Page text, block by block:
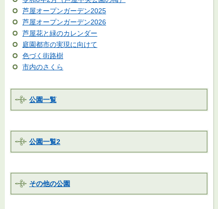
芦屋オープンガーデン2025
芦屋オープンガーデン2026
芦屋花と緑のカレンダー
庭園都市の実現に向けて
色づく街路樹
市内のさくら
公園一覧
公園一覧2
その他の公園